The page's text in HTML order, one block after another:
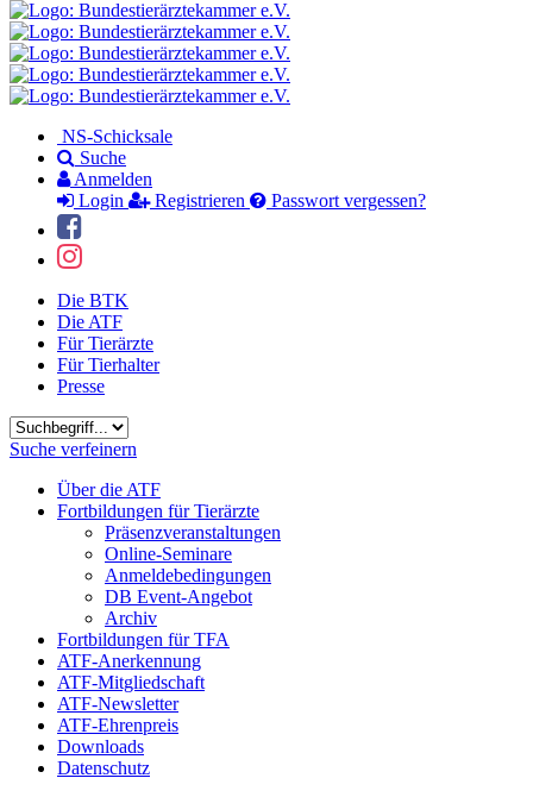
NS-Schicksale
Suche
Anmelden
Login
Registrieren Passwort vergessen?
Die BTK
Die ATF
Für Tierärzte
Für Tierhalter
Presse
Suchbegriff
Suche verfeinern
Über die ATF
Fortbildungen für Tierärzte
Präsenzveranstaltungen
Online-Seminare
Anmeldebedingungen
DB Event-Angebot
Archiv
Fortbildungen für TFA
ATF-Anerkennung
ATF-Mitgliedschaft
ATF-Newsletter
ATF-Ehrenpreis
Downloads
Datenschutz